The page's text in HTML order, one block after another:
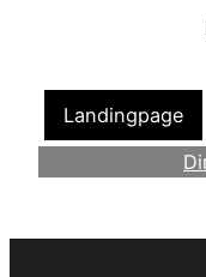
Landingpage